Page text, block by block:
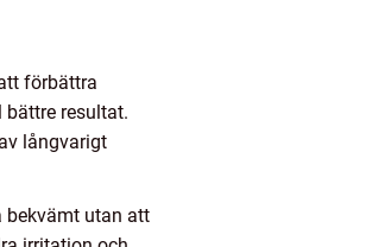
förbättra
resultat.
långvarigt
bekvämt utan att